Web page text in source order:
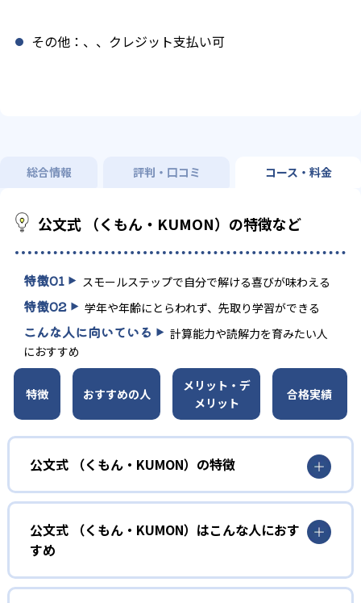
その他：、、クレジット支払い可
総合情報 評判・口コミ コース・料金
公文式 （くもん・KUMON）の特徴など
特徴01 スモールステップで自分で解ける喜びが味わえる
特徴02 学年や年齢にとらわれず、先取り学習ができる
こんな人に向いている
計算能力や読解力を育みたい人
におすすめ
特徴 おすすめの人
メリット・デ
メリット
合格実績
公文式 （くもん・KUMON）の特徴
01
無学年式の学力別学習
KUMONでは、年齢や学年にとらわれずに、一人ひとりの学
力に応じたレベルから学習を始めている。
確実に100点が取れるレベルから少しずつ難易度を上げてい
公文式 （くもん・KUMON）はこんな人におす
すめ
幼児